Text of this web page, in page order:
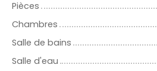
Pièces
Chambres
Salle de bains
Salle d'eau